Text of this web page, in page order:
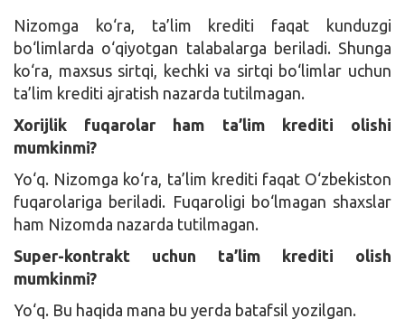
Nizomga ko‘ra, ta’lim krediti faqat kunduzgi
bo‘limlarda o‘qiyotgan talabalarga beriladi. Shunga
ko‘ra, maxsus sirtqi, kechki va sirtqi bo‘limlar uchun
ta’lim krediti ajratish nazarda tutilmagan.
Xorijlik fuqarolar ham ta’lim krediti olishi
mumkinmi?
Yo‘q. Nizomga ko‘ra, ta’lim krediti faqat O‘zbekiston
fuqarolariga beriladi. Fuqaroligi bo‘lmagan shaxslar
ham Nizomda nazarda tutilmagan.
Super-kontrakt uchun ta’lim krediti olish
mumkinmi?
Yo‘q. Bu haqida mana bu yerda batafsil yozilgan.